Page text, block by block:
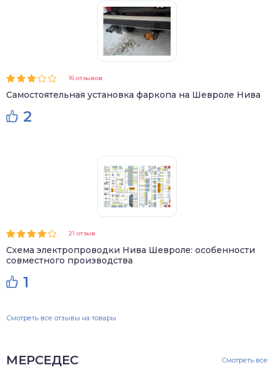
16 отзывов
Самостоятельная установка фаркопа на Шевроле Нива
2
21 отзыв
Схема электропроводки Нива Шевроле: особенности
совместного производства
1
Смотреть все отзывы на товары
МЕРСЕДЕС Смотреть все